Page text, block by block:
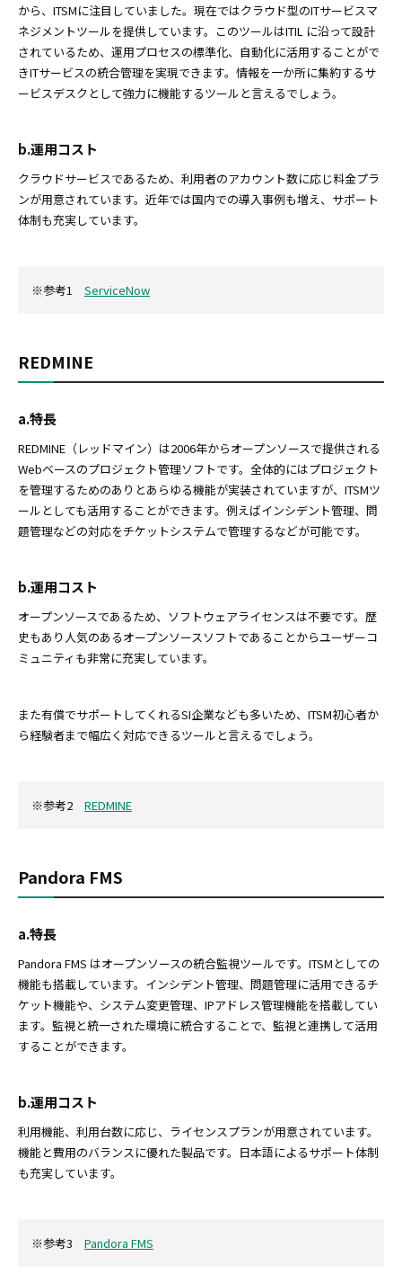
から、ITSMに注目していました。現在ではクラウド型のITサービスマ
ネジメントツールを提供しています。このツールはITIL に沿って設計
されているため、運用プロセスの標準化、自動化に活用することがで
きITサービスの統合管理を実現できます。情報を一か所に集約するサ
ービスデスクとして強力に機能するツールと言えるでしょう。
b.運用コスト
クラウドサービスであるため、利用者のアカウント数に応じ料金プラ
ンが用意されています。近年では国内での導入事例も増え、サポート
体制も充実しています。
※参考1 ServiceNow
REDMINE
a.特長
REDMINE（レッドマイン）は2006年からオープンソースで提供される
Webベースのプロジェクト管理ソフトです。全体的にはプロジェクト
を管理するためのありとあらゆる機能が実装されていますが、ITSMツ
ールとしても活用することができます。例えばインシデント管理、問
題管理などの対応をチケットシステムで管理するなどが可能です。
b.運用コスト
オープンソースであるため、ソフトウェアライセンスは不要です。歴
史もあり人気のあるオープンソースソフトであることからユーザーコ
ミュニティも非常に充実しています。
また有償でサポートしてくれるSI企業なども多いため、ITSM初心者か
ら経験者まで幅広く対応できるツールと言えるでしょう。
※参考2 REDMINE
Pandora FMS
a.特長
Pandora FMS はオープンソースの統合監視ツールです。ITSMとしての
機能も搭載しています。インシデント管理、問題管理に活用できるチ
ケット機能や、システム変更管理、IPアドレス管理機能を搭載してい
ます。監視と統一された環境に統合することで、監視と連携して活用
することができます。
b.運用コスト
利用機能、利用台数に応じ、ライセンスプランが用意されています。
機能と費用のバランスに優れた製品です。日本語によるサポート体制
も充実しています。
※参考3 Pandora FMS